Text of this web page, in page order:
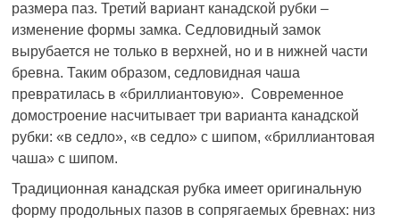
размера паз. Третий вариант канадской рубки –
изменение формы замка. Седловидный замок
вырубается не только в верхней, но и в нижней части
бревна. Таким образом, седловидная чаша
превратилась в «бриллиантовую». Современное
домостроение насчитывает три варианта канадской
рубки: «в седло», «в седло» с шипом, «бриллиантовая
чаша» с шипом.
Традиционная канадская рубка имеет оригинальную
форму продольных пазов в сопрягаемых бревнах: низ